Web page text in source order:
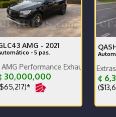
AMG - 2021
- 5 pas.
Exhaust y sistema de
30,000,000
Las unidades WD Extras en este
¢